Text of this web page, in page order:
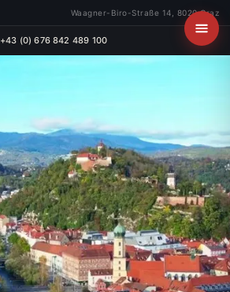
Waagner-Biro-Straße 14, 8020 Graz
+43 (0) 676 842 489 100